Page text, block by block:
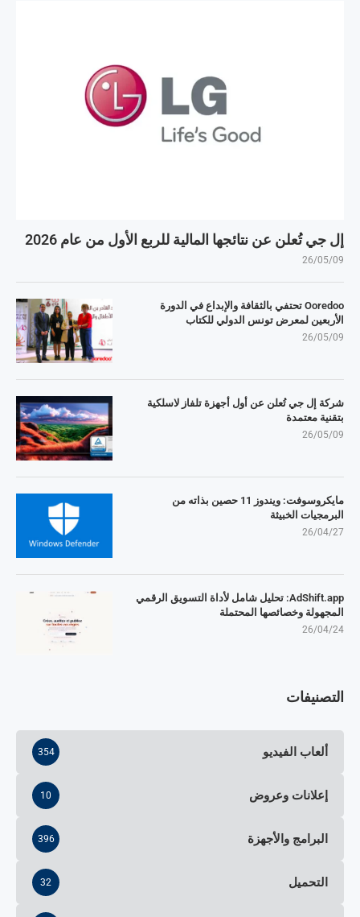
إل جي تُعلن عن نتائجها المالية للربع الأول من عام 2026
26/05/09
Ooredoo تحتفي بالثقافة والإبداع في الدورة
الأربعين لمعرض تونس الدولي للكتاب
26/05/09
شركة إل جي تُعلن عن أول أجهزة تلفاز لاسلكية
بتقنية معتمدة
26/05/09
مايكروسوفت: ويندوز 11 حصين بذاته من
البرمجيات الخبيثة
26/04/27
AdShift.app: تحليل شامل لأداة التسويق الرقمي
المجهولة وخصائصها المحتملة
26/04/24
التصنيفات
ألعاب الفيديو 354
إعلانات وعروض 10
البرامج والأجهزة 396
التحميل 32